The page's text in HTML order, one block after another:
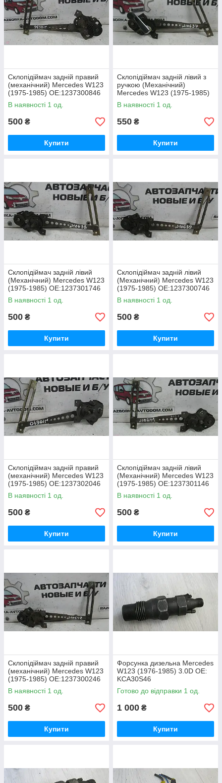
Склопідіймач задній правий
(механічний) Mercedes W123
(1975-1985) OE:1237300846
В наявності 1 од.
500 ₴
Купити
Склопідіймач задній лівий з
ручкою (Механічний)
Mercedes W123 (1975-1985)
OE:1237301746
В наявності 1 од.
550 ₴
Купити
Склопідіймач задній лівий
(Механічний) Mercedes W123
(1975-1985) OE:1237301746
В наявності 1 од.
500 ₴
Купити
Склопідіймач задній лівий
(Механічний) Mercedes W123
(1975-1985) OE:1237300746
В наявності 1 од.
500 ₴
Купити
Склопідіймач задній правий
(механічний) Mercedes W123
(1975-1985) OE:1237302046
В наявності 1 од.
500 ₴
Купити
Склопідіймач задній лівий
(Механічний) Mercedes W123
(1975-1985) OE:1237301146
В наявності 1 од.
500 ₴
Купити
Склопідіймач задній правий
(механічний) Mercedes W123
(1975-1985) OE:1237300246
В наявності 1 од.
500 ₴
Купити
Форсунка дизельна Mercedes
W123 (1976-1985) 3.0D OE:
KCA30S46
Готово до відправки 1 од.
1 000 ₴
Купити